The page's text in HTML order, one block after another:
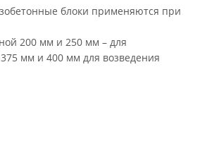
блоки применяются при
200 мм и 250 мм – для
мм и 400 мм для возведения